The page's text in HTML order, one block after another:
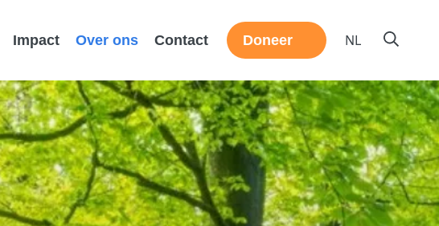
Impact Over ons Contact Doneer NL